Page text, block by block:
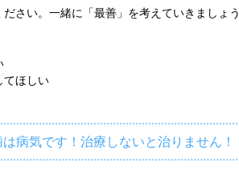
さい。一緒に「最善」を考えていきましょう
てほしい
は病気です！治療しないと治りません！